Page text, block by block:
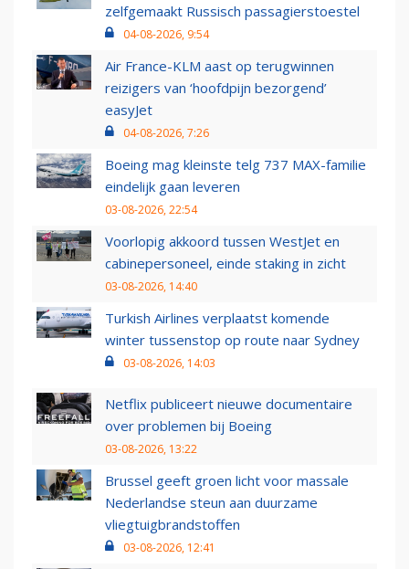
zelfgemaakt Russisch passagierstoestel
04-08-2026, 9:54
Air France-KLM aast op terugwinnen
reizigers van ‘hoofdpijn bezorgend’
easyJet
04-08-2026, 7:26
Boeing mag kleinste telg 737 MAX-familie
eindelijk gaan leveren
03-08-2026, 22:54
Voorlopig akkoord tussen WestJet en
cabinepersoneel, einde staking in zicht
03-08-2026, 14:40
Turkish Airlines verplaatst komende
winter tussenstop op route naar Sydney
03-08-2026, 14:03
Netflix publiceert nieuwe documentaire
over problemen bij Boeing
03-08-2026, 13:22
Brussel geeft groen licht voor massale
Nederlandse steun aan duurzame
vliegtuigbrandstoffen
03-08-2026, 12:41